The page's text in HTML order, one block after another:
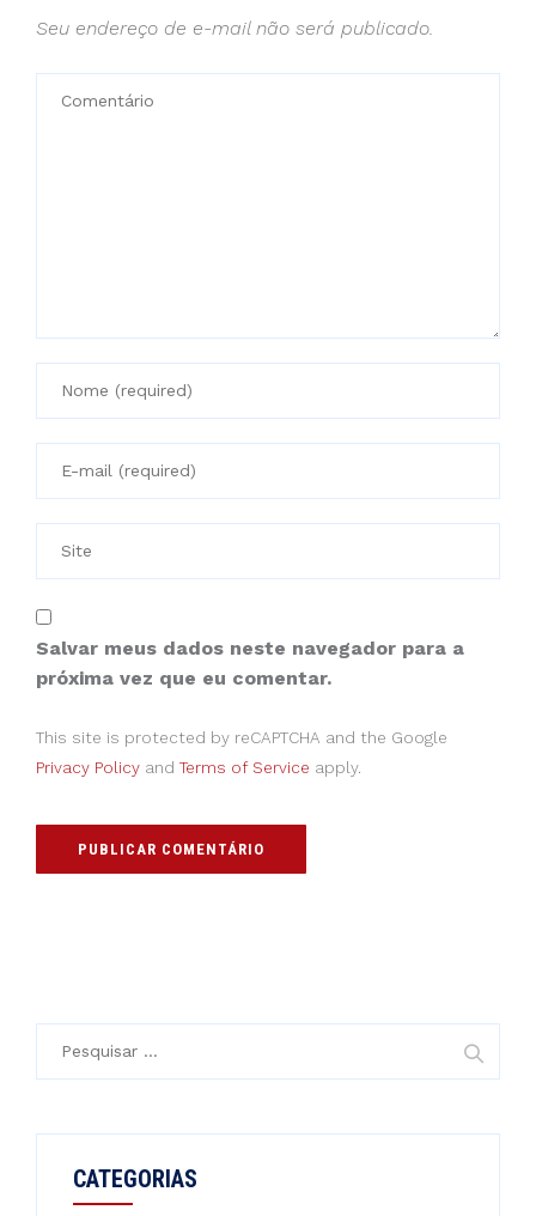
Seu endereço de e-mail não será publicado.
Salvar meus dados neste navegador para a
próxima vez que eu comentar.
This site is protected by reCAPTCHA and the Google
Privacy Policy andTerms of Service apply.
CATEGORIAS